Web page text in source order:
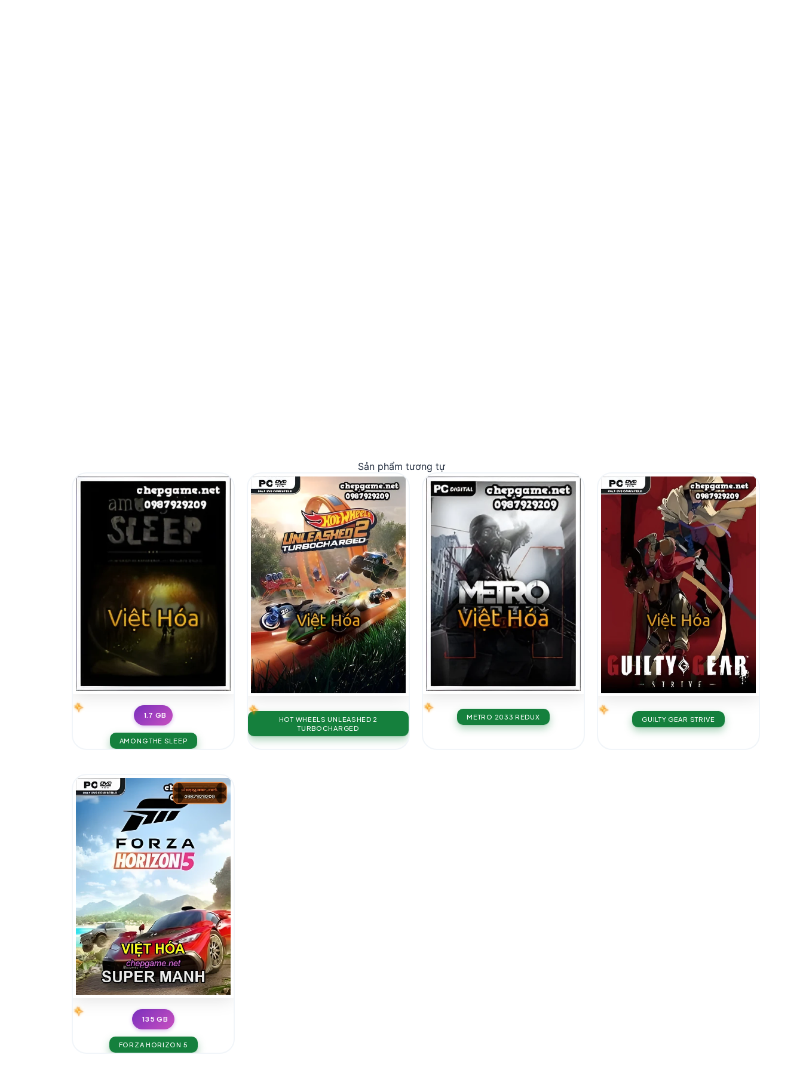
Sản phẩm tương tự
1.7 GB
AMONG THE SLEEP
HOT WHEELS UNLEASHED 2
TURBOCHARGED
METRO 2033 REDUX GUILTY GEAR STRIVE
135 GB
FORZA HORIZON 5